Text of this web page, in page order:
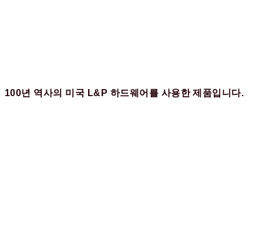
100년 역사의 미국 L&P 하드웨어를 사용한 제품입니다.